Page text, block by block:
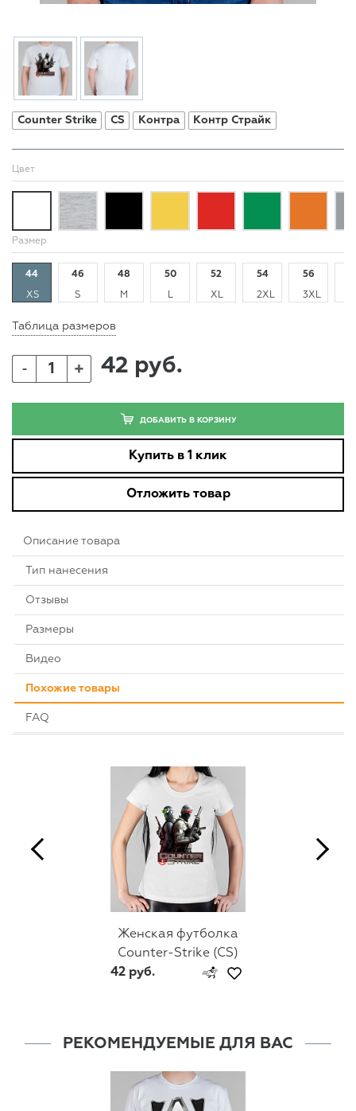
Counter Strike CS Контра Контр Страйк
Цвет
Размер
44
XS
46
S
48
M
50
L
52
XL
54
2XL
56
3XL
Таблица размеров
- + 42 руб.
ДОБАВИТЬ В КОРЗИНУ
Купить в 1 клик
Отложить товар
Описание товара
Тип нанесения
Отзывы
Размеры
Видео
Похожие товары
FAQ
Женская футболка
Counter-Strike (CS)
42 руб.
РЕКОМЕНДУЕМЫЕ ДЛЯ ВАС